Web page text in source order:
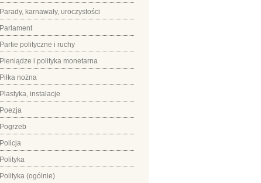
Parady, karnawały, uroczystości
Parlament
Partie polityczne i ruchy
Pieniądze i polityka monetarna
Piłka nożna
Plastyka, instalacje
Poezja
Pogrzeb
Policja
Polityka
Polityka (ogólnie)